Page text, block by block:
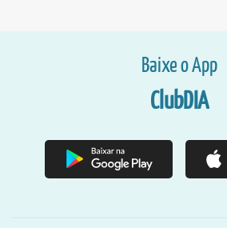
Baixe o App
ClubDIA